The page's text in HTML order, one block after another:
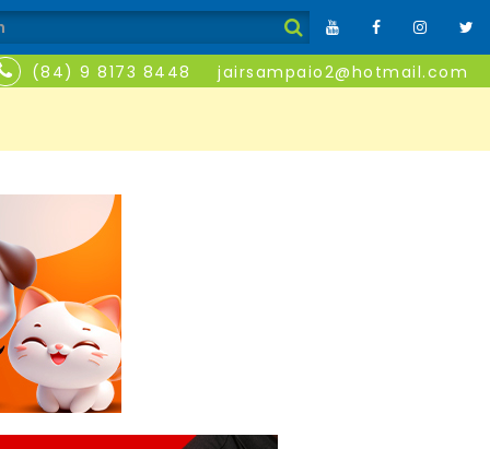
(84) 9 8173 8448 jairsampaio2@hotmail.com